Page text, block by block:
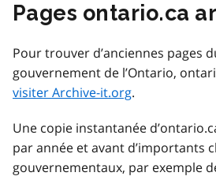
Pages ontario.ca
Pour trouver d’anciennes pages
gouvernement de l’Ontario,
visiter Archive-it.org.
Une copie instantanée
par année et avant d’importants
gouvernementaux, par exemple